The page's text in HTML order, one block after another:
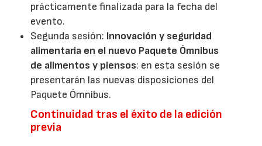
prácticamente finalizada para la fecha del
evento.
Segunda sesión: Innovación y seguridad
alimentaria en el nuevo Paquete Ómnibus
de alimentos y piensos: en esta sesión se
presentarán las nuevas disposiciones del
Paquete Ómnibus.
Continuidad tras el éxito de la edición
previa